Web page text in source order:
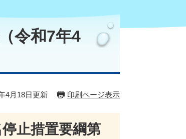
令和7年4
4月18日更新 印刷ページ表示
止措置要綱第